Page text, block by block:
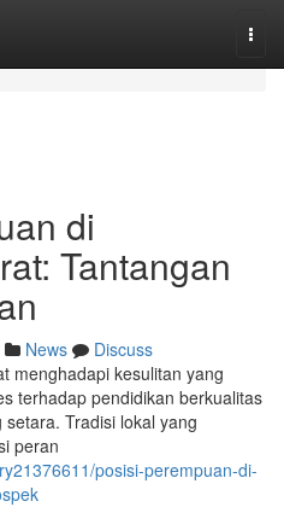
di
Tantangan
News
Discuss
menghadapi kesulitan yang
terhadap pendidikan berkualitas
Tradisi lokal yang
peran
posisi-perempuan-di-